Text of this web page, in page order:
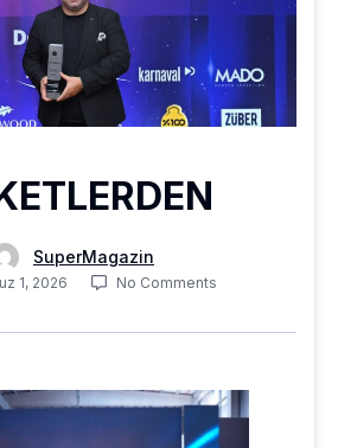
SuperMagazin
1, 2026 No Comments